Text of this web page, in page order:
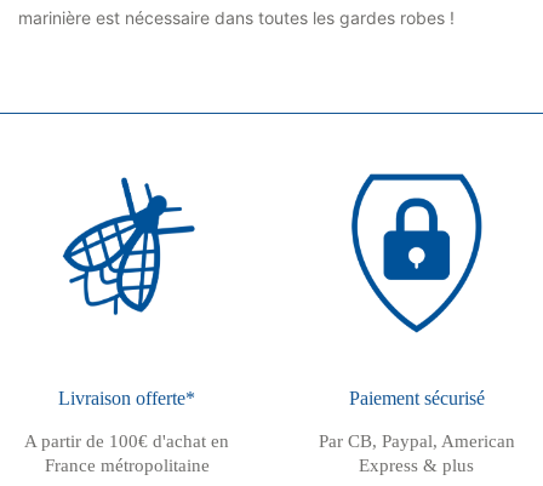
marinière est nécessaire dans toutes les gardes robes !
Livraison offerte*
A partir de 100€ d'achat en
France métropolitaine
Paiement sécurisé
Par CB, Paypal, American
Express & plus